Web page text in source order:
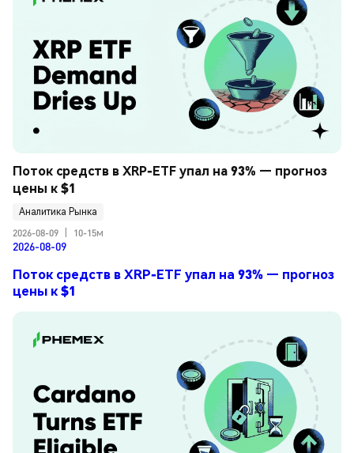
Поток средств в XRP-ETF упал на 93% — прогноз
цены к $1
Аналитика Рынка
2026-08-09
10-15м
2026-08-09
Поток средств в XRP-ETF упал на 93% — прогноз
цены к $1